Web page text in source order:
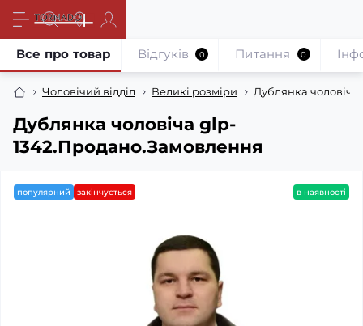
Чоловічий відділ Великі розміри Дублянка
Дублянка чоловіча glp-
1342.Продано.Замовлення
Все про товар Відгуків 0 Питання 0
популярний закінчується в наявності